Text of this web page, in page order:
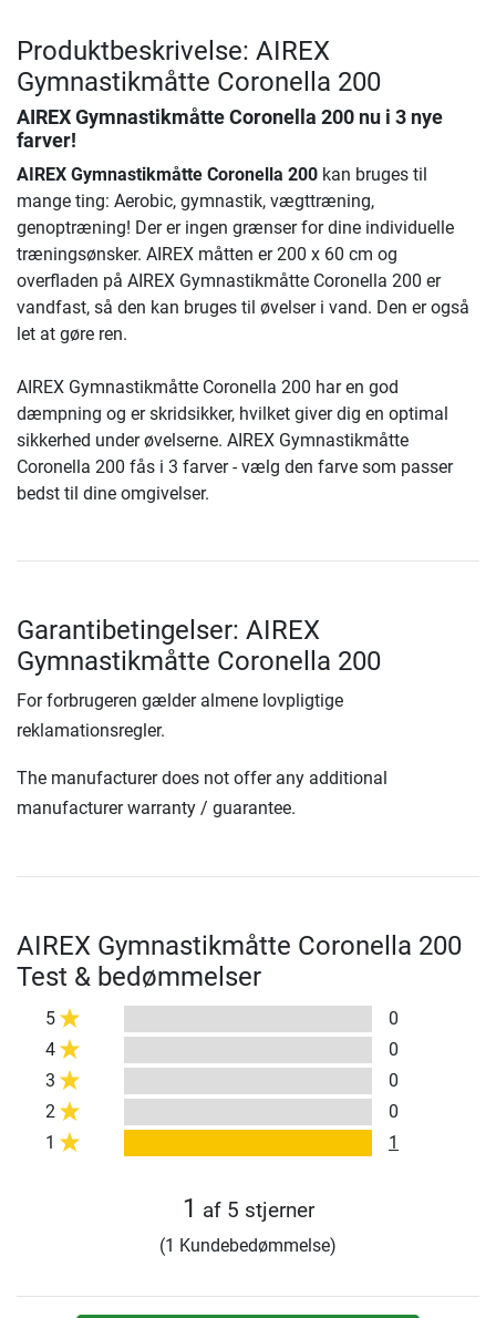
Produktbeskrivelse: AIREX
Gymnastikmåtte Coronella 200
AIREX Gymnastikmåtte Coronella 200 nu i 3 nye
farver!
AIREX Gymnastikmåtte Coronella 200 kan bruges til
mange ting: Aerobic, gymnastik, vægttræning,
genoptræning! Der er ingen grænser for dine individuelle
træningsønsker. AIREX måtten er 200 x 60 cm og
overfladen på AIREX Gymnastikmåtte Coronella 200 er
vandfast, så den kan bruges til øvelser i vand. Den er også
let at gøre ren.
AIREX Gymnastikmåtte Coronella 200 har en god
dæmpning og er skridsikker, hvilket giver dig en optimal
sikkerhed under øvelserne. AIREX Gymnastikmåtte
Coronella 200 fås i 3 farver - vælg den farve som passer
bedst til dine omgivelser.
Garantibetingelser: AIREX
Gymnastikmåtte Coronella 200
For forbrugeren gælder almene lovpligtige
reklamationsregler.
The manufacturer does not offer any additional
manufacturer warranty / guarantee.
AIREX Gymnastikmåtte Coronella 200
Test & bedømmelser
5
0
4
0
3
0
2
0
1
1
1 af 5 stjerner
(1 Kundebedømmelse)